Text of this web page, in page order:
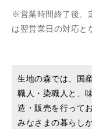
営業時間終了後、
は翌営業日の対応と
生地の森では、国
職人・染職人と、
造・販売を行って
みなさまの暮らし